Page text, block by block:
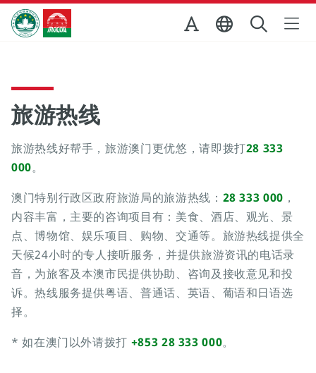
跳至主内容
澳门特别行政区政府旅游局
旅游热线
旅游热线好帮手，旅游澳门更优悠，请即拨打28 333
000。
澳门特别行政区政府旅游局的旅游热线： 28 333 000 ，
内容丰富，主要的咨询项目有：美食、酒店、观光、景
点、博物馆、娱乐项目、购物、交通等。旅游热线提供全
天候24小时的专人接听服务，并提供旅游资讯的电话录
音，为旅客及本澳市民提供协助、咨询及接收意见和投
诉。热线服务提供粤语、普通话、英语、葡语和日语选
择。
* 如在澳门以外请拨打 +853 28 333 000。